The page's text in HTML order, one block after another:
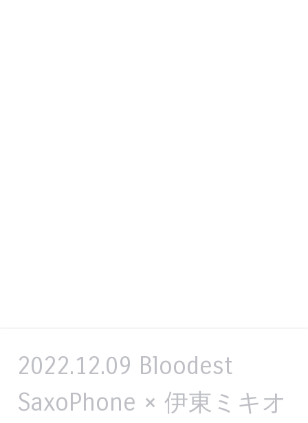
2022.12.09 Bloodest
SaxoPhone × 伊東ミキオ